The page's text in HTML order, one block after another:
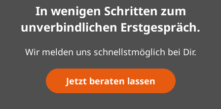
In wenigen Schritten zum
unverbindlichen Erstgespräch.
Wir melden uns schnellstmöglich bei Dir.
Jetzt beraten lassen